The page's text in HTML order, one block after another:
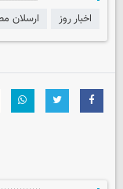
اخبار روز ارسلان